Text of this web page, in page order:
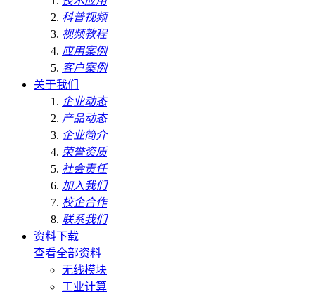
科普视频
视频教程
应用案例
客户案例
关于我们
企业动态
产品动态
企业简介
荣誉资质
社会责任
加入我们
校企合作
联系我们
资料下载
查看全部资料
无线模块
工业计算